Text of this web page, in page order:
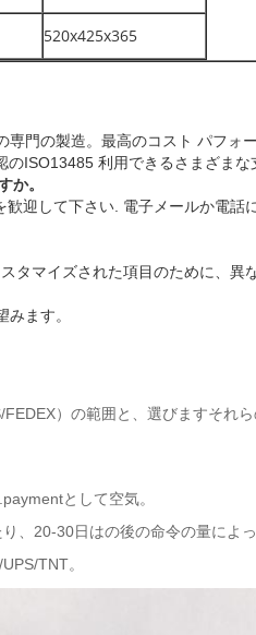
520x425x365
専門の製造。最高のコスト パフォ
のISO13485 利用できるさまざまな
か。
歓迎して下さい . 電子メールか電
タマイズされた項目のために、異
みます。
）の範囲と、選びますそれ
として空気。
、20-30日はの後の命令の量によ
TNT。